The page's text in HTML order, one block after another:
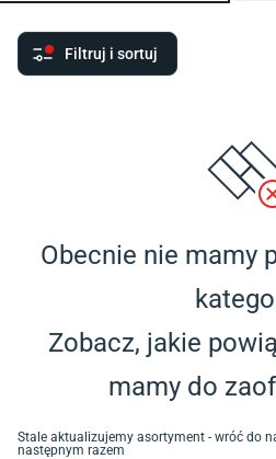
Filtruj i sortuj
Obecnie nie mamy
Zobacz, jakie
mamy do
Stale aktualizujemy asortyment - wróć do
następnym razem